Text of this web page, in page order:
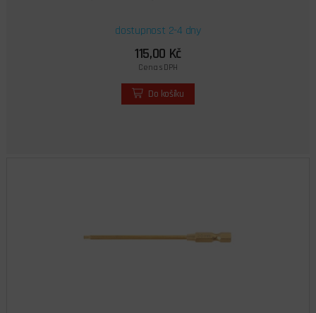
dostupnost 2-4 dny
115,00 Kč
Cena s DPH
Do košíku